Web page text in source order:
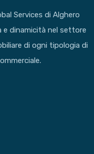
Services di Alghero
e dinamicità nel settore
di ogni tipologia di